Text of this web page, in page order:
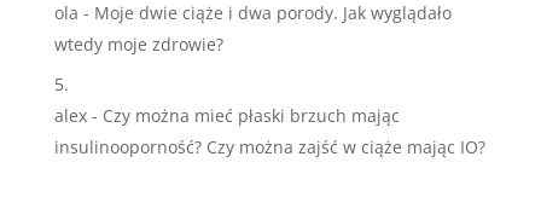
ola - Moje dwie ciąże i dwa porody. Jak wyglądało
wtedy moje zdrowie?
alex- Czy można mieć płaski brzuch mając
insulinooporność? Czy można zajść w ciąże mając IO?